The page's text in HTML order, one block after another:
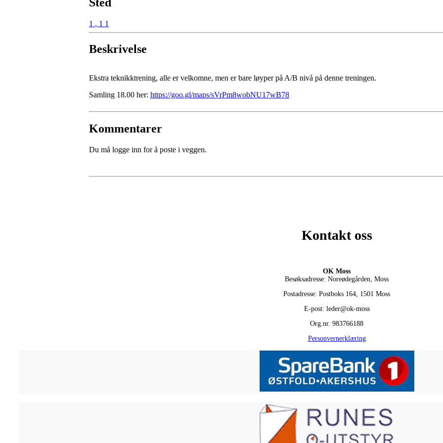
1 , 1 1
Beskrivelse
Ekstra teknikktrening, alle er velkomne, men er bare løyper på A/B nivå på denne treningen.
Samling 18.00 her: https://goo.gl/maps/sVrPm8wobNU17wB78
Kommentarer
Du må logge inn for å poste i veggen.
Kontakt oss
OK Moss
Besøksadresse: Noreødegården, Moss
Postadresse: Postboks 164, 1501 Moss
E-post: leder@ok-moss
Org.nr. 983766188
Personvernerklæring